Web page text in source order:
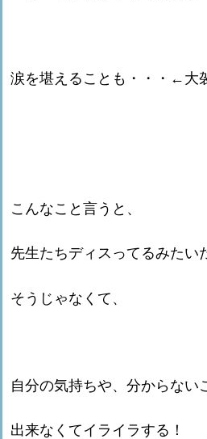
涙を堪えることも・・・←大
こんなこと言うと、
先生たちディスってるみたい
そうじゃなくて、
自分の気持ちや、分からない
出来なくてイライラする！